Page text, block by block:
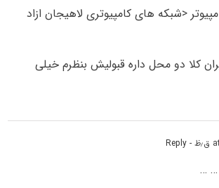
<شبکه های کامپیوتری لاهیجان ازاد
کلا دو محل داره قبولیش بنظرم خیلی
- Reply
… …